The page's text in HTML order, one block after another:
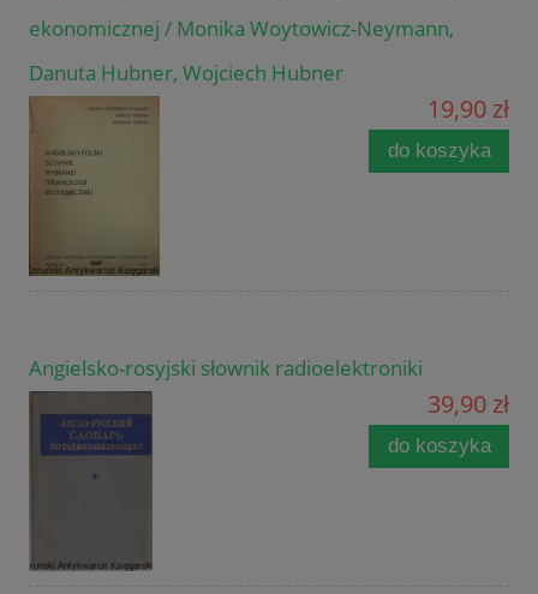
ekonomicznej / Monika Woytowicz-Neymann,
Danuta Hubner, Wojciech Hubner
19,90 zł
do koszyka
Angielsko-rosyjski słownik radioelektroniki
39,90 zł
do koszyka